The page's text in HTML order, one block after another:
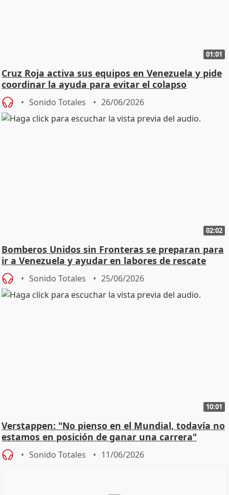
01:01
Cruz Roja activa sus equipos en Venezuela y pide
coordinar la ayuda para evitar el colapso
Sonido Totales 26/06/2026
02:02
Bomberos Unidos sin Fronteras se preparan para
ir a Venezuela y ayudar en labores de rescate
Sonido Totales 25/06/2026
10:01
Verstappen: "No pienso en el Mundial, todavía no
estamos en posición de ganar una carrera"
Sonido Totales 11/06/2026